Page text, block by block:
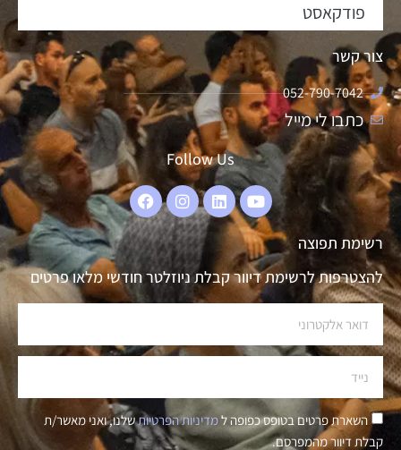
פודקאסט
צור קשר
052-790-7042
כתבו לי מייל
Follow Us
רשימת תפוצה
להצטרפות לרשימת דיוור קבלת ניוזלטר חודשי מלאו פרטים
השארת פרטים בטופס כפופה למדיניות הפרטיותשלנו, ואני מאשר/ת
קבלת דיוור מהמפרסם.